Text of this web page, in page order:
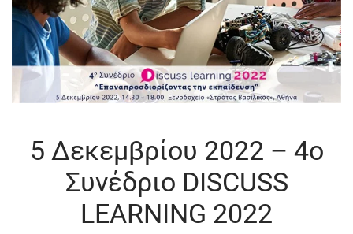
5 Δεκεμβρίου 2022 – 4ο
Συνέδριο DISCUSS
LEARNING 2022